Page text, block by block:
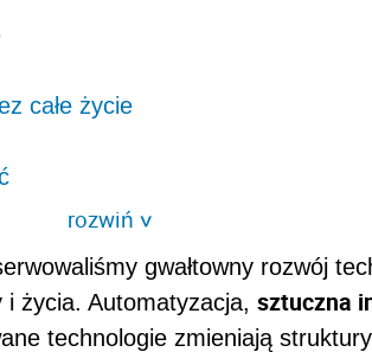
całe życie
rozwiń>
gwałtowny rozwój
i życia. Automatyzacja, sztuczna
technologie zmieniają